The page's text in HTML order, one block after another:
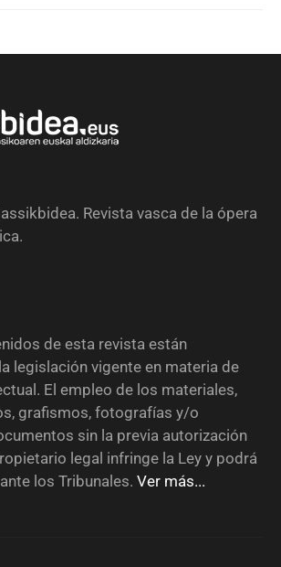
Revista vasca de la ópera
de esta revista están
legislación vigente en materia de
El empleo de los materiales,
grafismos, fotografías y/o
sin la previa autorización
legal infringe la Ley y podrá
los Tribunales. Ver más...